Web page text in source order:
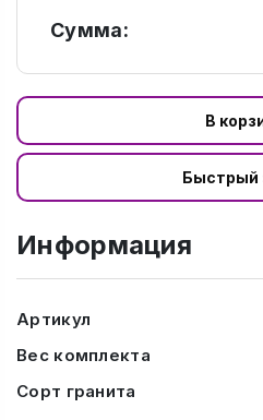
Сумма:
В
Быстрый
Информация
Артикул
Вес комплекта
Сорт гранита